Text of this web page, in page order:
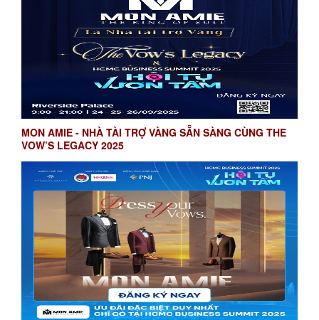
MON AMIE - NHÀ TÀI TRỢ VÀNG SẴN SÀNG CÙNG THE
VOW’S LEGACY 2025